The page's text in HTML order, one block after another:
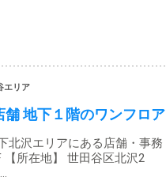
エリア
舗 地下１階のワンフロア
沢エリアにある店舗・事務
【所在地】 世田谷区北沢2